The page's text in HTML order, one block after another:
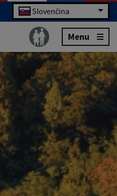
Slovenčina
Menu